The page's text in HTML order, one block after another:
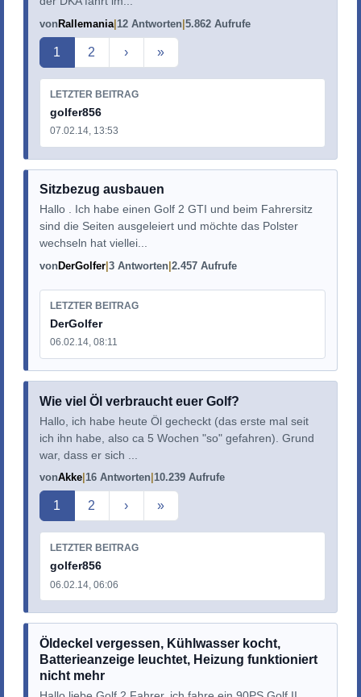
vonRallemania 12 Antworten 5.862 Aufrufe
Aktuelle Seite
1 2 › »
LETZTER BEITRAG
golfer856
07.02.14, 13:53
Sitzbezug ausbauen
Hallo . Ich habe einen Golf 2 GTI und beim Fahrersitz
sind die Seiten ausgeleiert und möchte das Polster
wechseln hat viellei...
vonDerGolfer 3 Antworten 2.457 Aufrufe
LETZTER BEITRAG
DerGolfer
06.02.14, 08:11
Wie viel Öl verbraucht euer Golf?
Hallo, ich habe heute Öl gecheckt (das erste mal seit
ich ihn habe, also ca 5 Wochen "so" gefahren). Grund
war, dass er sich ...
vonAkke 16 Antworten 10.239 Aufrufe
Aktuelle Seite
1 2 › »
LETZTER BEITRAG
golfer856
06.02.14, 06:06
Öldeckel vergessen, Kühlwasser kocht,
Batterieanzeige leuchtet, Heizung funktioniert
nicht mehr